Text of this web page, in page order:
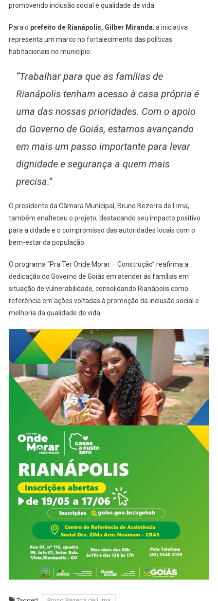
promovendo inclusão social e qualidade de vida.
Para o prefeito de Rianápolis, Gilber Miranda, a iniciativa
representa um marco no fortalecimento das políticas
habitacionais no município.
“Trabalhar para que as famílias de
Rianápolis tenham acesso à casa própria é
uma das nossas prioridades. Com o apoio
do Governo de Goiás, estamos avançando
em mais um passo importante para levar
dignidade e segurança a quem mais
precisa.”
O presidente da Câmara Municipal, Bruno Bezerra de Lima,
também enalteceu o projeto, destacando seu impacto positivo
para a cidade e o compromisso das autoridades locais com o
bem-estar da população.
O programa “Pra Ter Onde Morar – Construção” reafirma a
dedicação do Governo de Goiás em atender as famílias em
situação de vulnerabilidade, consolidando Rianápolis como
referência em ações voltadas à promoção da inclusão social e
melhoria da qualidade de vida.